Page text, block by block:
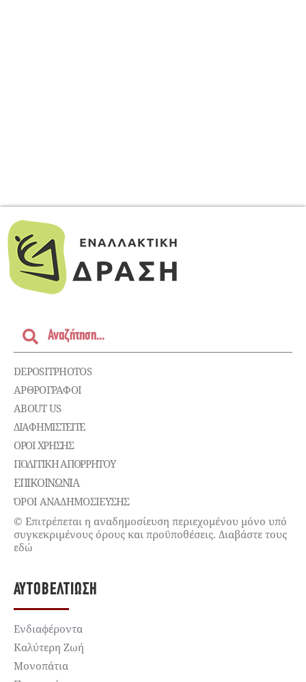
DEPOSITPHOTOS
ΑΡΘΡΟΓΡΑΦΟΙ
ABOUT US
ΔΙΑΦΗΜΙΣΤΕΊΤΕ
ΌΡΟΙ ΧΡΉΣΗΣ
ΠΟΛΙΤΙΚΉ ΑΠΟΡΡΉΤΟΥ
ΕΠΙΚΟΙΝΩΝΊΑ
ΌΡΟΙ ΑΝΑΔΗΜΟΣΙΕΥΣΗΣ
© Επιτρέπεται η αναδημοσίευση περιεχομένου μόνο υπό
συγκεκριμένους όρους και προϋποθέσεις. Διαβάστε τους
εδώ
ΑΥΤΟΒΕΛΤΊΩΣΗ
Ενδιαφέροντα
Καλύτερη Ζωή
Μονοπάτια